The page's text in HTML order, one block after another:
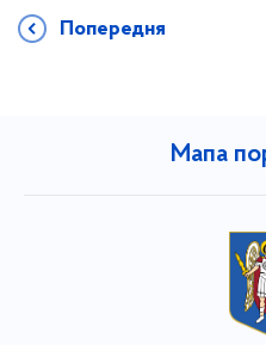
Попередня
Мапа